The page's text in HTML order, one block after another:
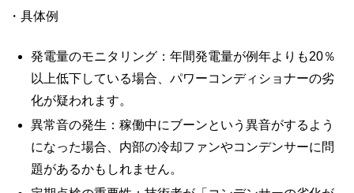
・具体例
発電量のモニタリング：年間発電量が例年よりも20％
以上低下している場合、パワーコンディショナーの劣
化が疑われます。
異常音の発生：稼働中にブーンという異音がするよう
になった場合、内部の冷却ファンやコンデンサーに問
題があるかもしれません。